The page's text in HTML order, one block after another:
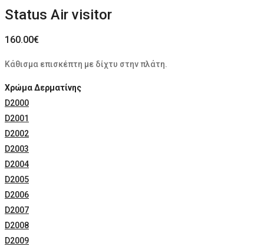
Status Air visitor
160.00€
Kάθισμα επισκέπτη με δίχτυ στην πλάτη.
Χρώμα Δερματίνης
D2000
D2001
D2002
D2003
D2004
D2005
D2006
D2007
D2008
D2009